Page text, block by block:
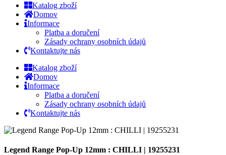
Katalog zboží
Domov
Informace
Platba a doručení
Zásady ochrany osobních údajů
Kontaktujte nás
Katalog zboží
Domov
Informace
Platba a doručení
Zásady ochrany osobních údajů
Kontaktujte nás
Legend Range Pop-Up 12mm : CHILLI | 19255231